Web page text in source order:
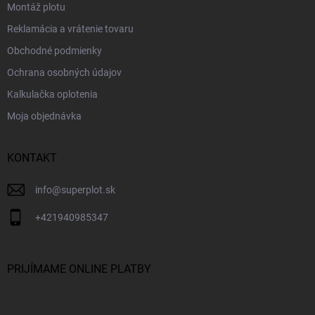
Montáž plotu
Reklamácia a vrátenie tovaru
Obchodné podmienky
Ochrana osobných údajov
Kalkulačka oplotenia
Moja objednávka
KONTAKT
info@superplot.sk
+421940985347
PRIJÍMAME ONLINE PLATBY